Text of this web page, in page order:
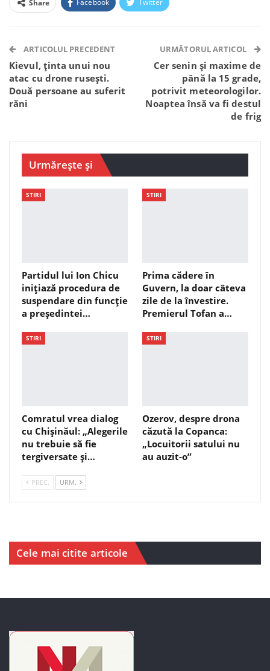
Share
Telegram WhatsApp Viber
ARTICOLUL PRECEDENT
Kievul, ținta unui nou
atac cu drone rusești.
Două persoane au suferit
răni
URMĂTORUL ARTICOL
Cer senin și maxime de
până la 15 grade,
potrivit meteorologilor.
Noaptea însă va fi destul
de frig
Urmărește și
STIRI
Partidul lui Ion Chicu
inițiază procedura de
suspendare din funcție
a președintei…
STIRI
Prima cădere în
Guvern, la doar câteva
zile de la învestire.
Premierul Tofan a…
STIRI
Comratul vrea dialog
cu Chișinăul: „Alegerile
nu trebuie să fie
tergiversate și…
STIRI
Ozerov, despre drona
căzută la Copanca:
„Locuitorii satului nu
au auzit-o”
PREC. URM.
Cele mai citite articole